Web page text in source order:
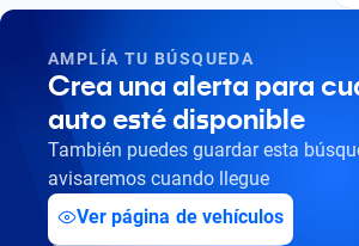
Busca por marca
Busca por modelo
Busca por versión
Busca por año
AMPLÍA TU BÚSQUEDA
Crea una alerta para
auto esté disponible
También puedes guardar esta
avisaremos cuando llegue
Ver página de vehículos